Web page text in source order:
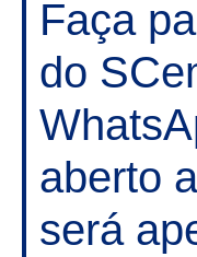
Faça
do
aberto
será